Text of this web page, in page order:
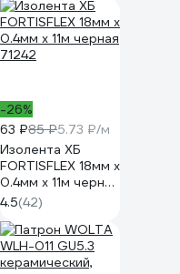
-26%
63 ₽85 ₽5.73 ₽/м
Изолента ХБ
FORTISFLEX 18мм х
0.4мм х 11м черная
71242
4.5(42)